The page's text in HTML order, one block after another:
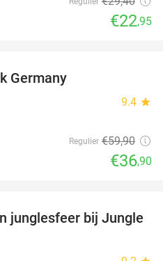
€22,95
Germany
9.4 star
Regulier €59,90
€36,90
21%
junglesfeer bij Jungle